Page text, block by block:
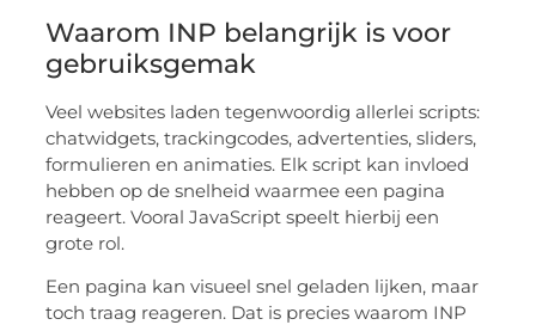
Waarom INP belangrijk is voor
gebruiksgemak
Veel websites laden tegenwoordig allerlei scripts:
chatwidgets, trackingcodes, advertenties, sliders,
formulieren en animaties. Elk script kan invloed
hebben op de snelheid waarmee een pagina
reageert. Vooral JavaScript speelt hierbij een
grote rol.
Een pagina kan visueel snel geladen lijken, maar
toch traag reageren. Dat is precies waarom INP